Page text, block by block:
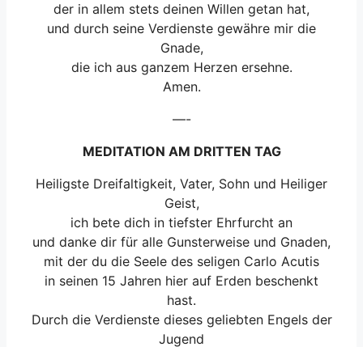
der in allem stets deinen Willen getan hat,
und durch seine Verdienste gewähre mir die
Gnade,
die ich aus ganzem Herzen ersehne.
Amen.
—-
MEDITATION AM DRITTEN TAG
Heiligste Dreifaltigkeit, Vater, Sohn und Heiliger
Geist,
ich bete dich in tiefster Ehrfurcht an
und danke dir für alle Gunsterweise und Gnaden,
mit der du die Seele des seligen Carlo Acutis
in seinen 15 Jahren hier auf Erden beschenkt
hast.
Durch die Verdienste dieses geliebten Engels der
Jugend